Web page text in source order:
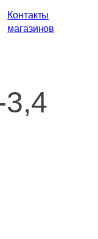
Контакты
магазинов